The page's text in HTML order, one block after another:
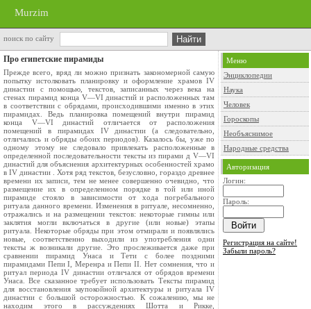
Murzim
поиск по сайту
Про египетские пирамиды
Прежде всего, вряд ли можно признать закономерной самую
попытку истолковать планировку и оформление храмов IV
династии с помощью, текстов, записанных через века на
стенах пирамид конца V—VI династий и расположенных там
в соответствии с обрядами, происходившими именно в этих
пирамидах. Ведь планировка помещений внутри пирамид
конца V—VI династий отличается от расположения
помещений в пирамидах IV династии (а следовательно,
отличались и обряды обоих периодов). Казалось бы, уже по
одному этому не следовало привлекать расположенные в
определенной последовательности тексты из пирами д V—VI
династий для объяснения архитектурных особенностей храмо
в IV династии . Хотя ряд текстов, безусловно, гораздо древнее
времени их записи, тем не менее совершенно очевидно, что
размещение их в определенном порядке в той или иной
пирамиде стояло в зависимости от хода погребального
ритуала данного времени. Изменения в ритуале, несомненно,
отражались и на размещении текстов: некоторые гимны или
заклятия могли включаться в другие (или новые) этапы
ритуала. Некоторые обряды при этом отмирали и появлялись
новые, соответственно выходили из употребления одни
тексты ж возникали другие. Это прослеживается даже при
сравнении пирамид Унаса и Тети с более поздними
пирамидами Пепи I, Меренра и Пепи II. Нет сомнения, что и
ритуал периода IV династии отличался от обрядов времени
Унаса. Все сказанное требует использовать Тексты пирамид
для восстановления заупокойной архитектуры и ритуала IV
династии с большой осторожностью. К сожалению, мы не
находим этого в рассуждениях Шотта и Рикке,
Меню
Энциклопедии
Наука
Человек
Гороскопы
Необъяснимое
Народные средства
Авторизация
Логин:
Пароль:
Регистрация на сайте!
Забыли пароль?